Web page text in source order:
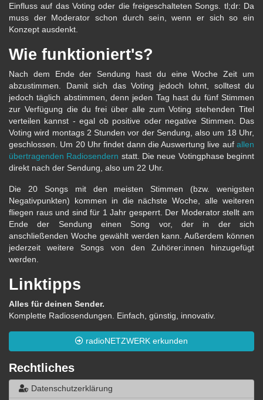
Einfluss auf das Voting oder die freigeschalteten Songs. tl;dr: Da
muss der Moderator schon durch sein, wenn er sich so ein
Konzept ausdenkt.
Wie funktioniert's?
Nach dem Ende der Sendung hast du eine Woche Zeit um
abzustimmen. Damit sich das Voting jedoch lohnt, solltest du
jedoch täglich abstimmen, denn jeden Tag hast du fünf Stimmen
zur Verfügung die du frei über alle zum Voting stehenden Titel
verteilen kannst - egal ob positive oder negative Stimmen. Das
Voting wird montags 2 Stunden vor der Sendung, also um 18 Uhr,
geschlossen. Um 20 Uhr findet dann die Auswertung live auf allen
übertragenden Radiosendern statt. Die neue Votingphase beginnt
direkt nach der Sendung, also um 22 Uhr.
Die 20 Songs mit den meisten Stimmen (bzw. wenigsten
Negativpunkten) kommen in die nächste Woche, alle weiteren
fliegen raus und sind für 1 Jahr gesperrt. Der Moderator stellt am
Ende der Sendung einen Song vor, der in der sich
anschließenden Woche gewählt werden kann. Außerdem können
jederzeit weitere Songs von den Zuhörer:innen hinzugefügt
werden.
Linktipps
Alles für deinen Sender.
Komplette Radiosendungen. Einfach, günstig, innovativ.
radioNETZWERK erkunden
Rechtliches
Datenschutzerklärung